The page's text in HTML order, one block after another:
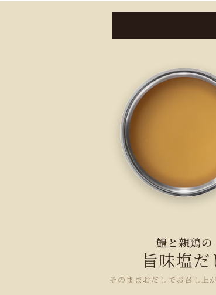
鱧と親鶏の
旨味塩だ
そのままおだしでお召し上